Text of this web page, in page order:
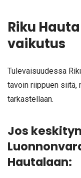
Riku
vaikutus
Tulevaisuudessa
tavoin riippuen siitä,
tarkastellaan.
Jos
Hautalaan: